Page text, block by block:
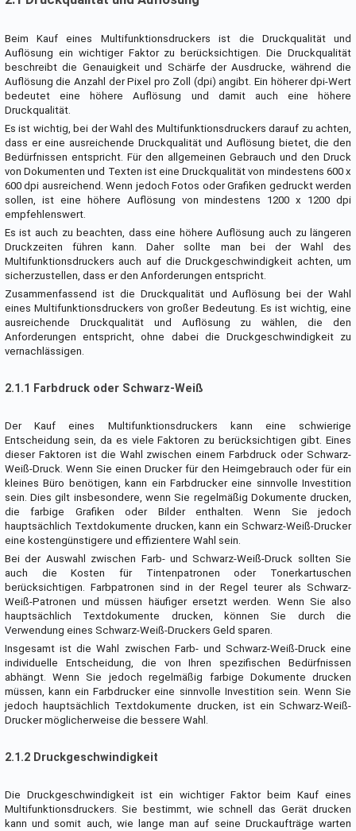
Beim Kauf eines Multifunktionsdruckers ist die Druckqualität und
Auflösung ein wichtiger Faktor zu berücksichtigen. Die Druckqualität
beschreibt die Genauigkeit und Schärfe der Ausdrucke, während die
Auflösung die Anzahl der Pixel pro Zoll (dpi) angibt. Ein höherer dpi-Wert
bedeutet eine höhere Auflösung und damit auch eine höhere
Druckqualität.
Es ist wichtig, bei der Wahl des Multifunktionsdruckers darauf zu achten,
dass er eine ausreichende Druckqualität und Auflösung bietet, die den
Bedürfnissen entspricht. Für den allgemeinen Gebrauch und den Druck
von Dokumenten und Texten ist eine Druckqualität von mindestens 600 x
600 dpi ausreichend. Wenn jedoch Fotos oder Grafiken gedruckt werden
sollen, ist eine höhere Auflösung von mindestens 1200 x 1200 dpi
empfehlenswert.
Es ist auch zu beachten, dass eine höhere Auflösung auch zu längeren
Druckzeiten führen kann. Daher sollte man bei der Wahl des
Multifunktionsdruckers auch auf die Druckgeschwindigkeit achten, um
sicherzustellen, dass er den Anforderungen entspricht.
Zusammenfassend ist die Druckqualität und Auflösung bei der Wahl
eines Multifunktionsdruckers von großer Bedeutung. Es ist wichtig, eine
ausreichende Druckqualität und Auflösung zu wählen, die den
Anforderungen entspricht, ohne dabei die Druckgeschwindigkeit zu
vernachlässigen.
2.1.1 Farbdruck oder Schwarz-Weiß
Der Kauf eines Multifunktionsdruckers kann eine schwierige
Entscheidung sein, da es viele Faktoren zu berücksichtigen gibt. Eines
dieser Faktoren ist die Wahl zwischen einem Farbdruck oder Schwarz-
Weiß-Druck. Wenn Sie einen Drucker für den Heimgebrauch oder für ein
kleines Büro benötigen, kann ein Farbdrucker eine sinnvolle Investition
sein. Dies gilt insbesondere, wenn Sie regelmäßig Dokumente drucken,
die farbige Grafiken oder Bilder enthalten. Wenn Sie jedoch
hauptsächlich Textdokumente drucken, kann ein Schwarz-Weiß-Drucker
eine kostengünstigere und effizientere Wahl sein.
Bei der Auswahl zwischen Farb- und Schwarz-Weiß-Druck sollten Sie
auch die Kosten für Tintenpatronen oder Tonerkartuschen
berücksichtigen. Farbpatronen sind in der Regel teurer als Schwarz-
Weiß-Patronen und müssen häufiger ersetzt werden. Wenn Sie also
hauptsächlich Textdokumente drucken, können Sie durch die
Verwendung eines Schwarz-Weiß-Druckers Geld sparen.
Insgesamt ist die Wahl zwischen Farb- und Schwarz-Weiß-Druck eine
individuelle Entscheidung, die von Ihren spezifischen Bedürfnissen
abhängt. Wenn Sie jedoch regelmäßig farbige Dokumente drucken
müssen, kann ein Farbdrucker eine sinnvolle Investition sein. Wenn Sie
jedoch hauptsächlich Textdokumente drucken, ist ein Schwarz-Weiß-
Drucker möglicherweise die bessere Wahl.
2.1.2 Druckgeschwindigkeit
Die Druckgeschwindigkeit ist ein wichtiger Faktor beim Kauf eines
Multifunktionsdruckers. Sie bestimmt, wie schnell das Gerät drucken
kann und somit auch, wie lange man auf seine Druckaufträge warten